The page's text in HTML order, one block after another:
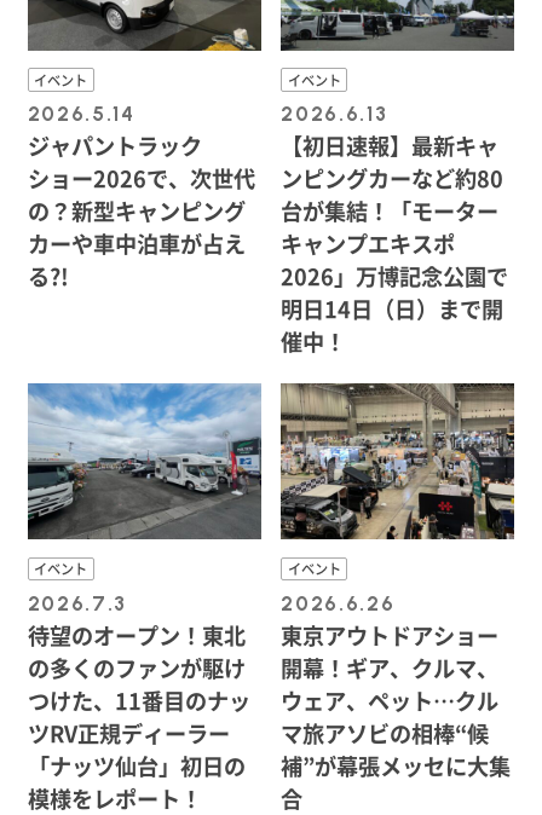
イベント
2026.5.14
ジャパントラック
ショー2026で、次世代
の？新型キャンピング
カーや車中泊車が占え
る?!
イベント
2026.6.13
【初日速報】最新キャ
ンピングカーなど約80
台が集結！「モーター
キャンプエキスポ
2026」万博記念公園で
明日14日（日）まで開
催中！
イベント
2026.7.3
待望のオープン！東北
の多くのファンが駆け
つけた、11番目のナッ
ツRV正規ディーラー
「ナッツ仙台」初日の
模様をレポート！
イベント
2026.6.26
東京アウトドアショー
開幕！ギア、クルマ、
ウェア、ペット…クル
マ旅アソビの相棒“候
補”が幕張メッセに大集
合